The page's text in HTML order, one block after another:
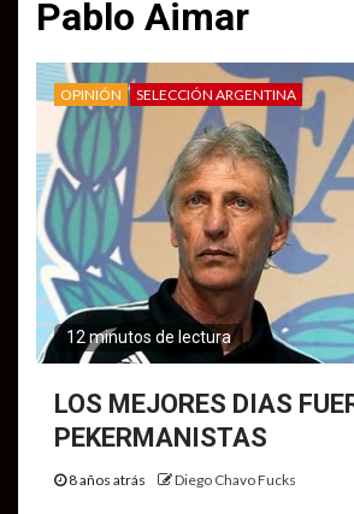
Pablo Aimar
OPINIÓN SELECCIÓN ARGENTINA
12 minutos de lectura
LOS MEJORES DIAS
PEKERMANISTAS
8 años atrás Diego Chavo Fucks